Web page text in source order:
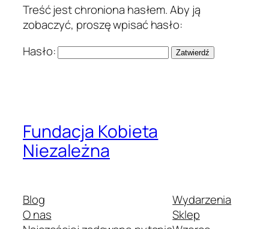
Treść jest chroniona hasłem. Aby ją
zobaczyć, proszę wpisać hasło:
Hasło:
Fundacja Kobieta
Niezależna
Blog
O nas
Wydarzenia
Sklep